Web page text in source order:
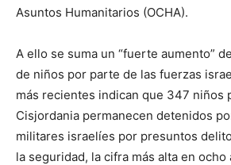
Asuntos Humanitarios (OCHA).
A ello se suma un “fuerte aumento”
de niños por parte de las fuerzas
más recientes indican que 347 niños
Cisjordania permanecen detenidos
militares israelíes por presuntos
la seguridad, la cifra más alta en ocho